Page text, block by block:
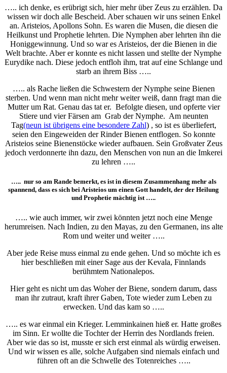
….. ich denke, es erübrigt sich, hier mehr über Zeus zu erzählen. Da
wissen wir doch alle Bescheid. Aber schauen wir uns seinen Enkel
an. Aristeios, Apollons Sohn. Es waren die Musen, die diesen die
Heilkunst und Prophetie lehrten. Die Nymphen aber lehrten ihn die
Honiggewinnung. Und so war es Aristeios, der die Bienen in die
Welt brachte. Aber er konnte es nicht lassen und stellte der Nymphe
Eurydike nach. Diese jedoch entfloh ihm, trat auf eine Schlange und
starb an ihrem Biss …..
….. als Rache ließen die Schwestern der Nymphe seine Bienen
sterben. Und wenn man nicht mehr weiter weiß, dann fragt man die
Mutter um Rat. Genau das tat er. Befolgte diesen, und opferte vier
Stiere und vier Färsen am Grab der Nymphe. Am neunten
Tag(neun ist übrigens eine besondere Zahl) , so ist es überliefert,
seien den Eingeweiden der Rinder Bienen entflogen. So konnte
Aristeios seine Bienenstöcke wieder aufbauen. Sein Großvater Zeus
jedoch verdonnerte ihn dazu, den Menschen von nun an die Imkerei
zu lehren …..
….. nur so am Rande bemerkt, es ist in diesem Zusammenhang mehr als
spannend, dass es sich bei Aristeios um einen Gott handelt, der der Heilung
und Prophetie mächtig ist …..
….. wie auch immer, wir zwei könnten jetzt noch eine Menge
herumreisen. Nach Indien, zu den Mayas, zu den Germanen, ins alte
Rom und weiter und weiter …..
Aber jede Reise muss einmal zu ende gehen. Und so möchte ich es
hier beschließen mit einer Sage aus der Kevala, Finnlands
berühmtem Nationalepos.
Hier geht es nicht um das Woher der Biene, sondern darum, dass
man ihr zutraut, kraft ihrer Gaben, Tote wieder zum Leben zu
erwecken. Und das kam so …..
….. es war einmal ein Krieger. Lemminkainen hieß er. Hatte großes
im Sinn. Er wollte die Tochter der Herrin des Nordlands freien.
Aber wie das so ist, musste er sich erst einmal als würdig erweisen.
Und wir wissen es alle, solche Aufgaben sind niemals einfach und
führen oft an die Schwelle des Totenreiches …..